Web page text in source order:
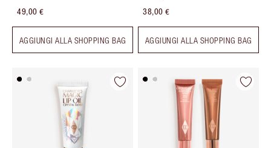
49,00 €
AGGIUNGI ALLA SHOPPING BAG
38,00 €
AGGIUNGI ALLA SHOPPING BAG